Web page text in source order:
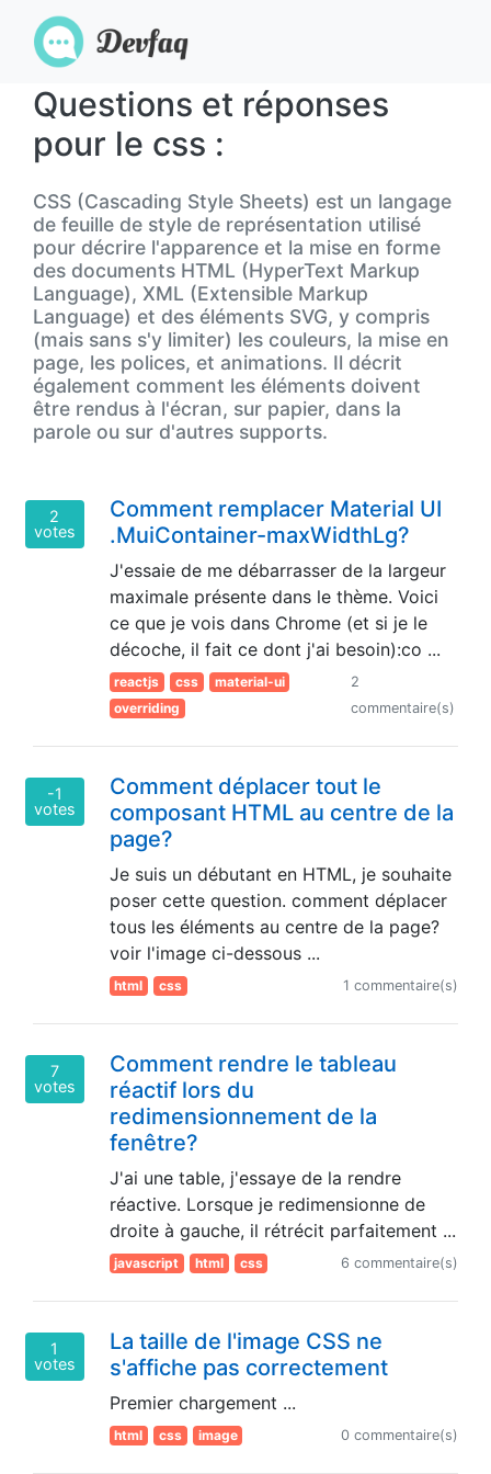
Questions et réponses
pour le css :
CSS (Cascading Style Sheets) est un langage
de feuille de style de représentation utilisé
pour décrire l'apparence et la mise en forme
des documents HTML (HyperText Markup
Language), XML (Extensible Markup
Language) et des éléments SVG, y compris
(mais sans s'y limiter) les couleurs, la mise en
page, les polices, et animations. Il décrit
également comment les éléments doivent
être rendus à l'écran, sur papier, dans la
parole ou sur d'autres supports.
2
votes
Comment remplacer Material UI
.MuiContainer-maxWidthLg?
J'essaie de me débarrasser de la largeur
maximale présente dans le thème. Voici
ce que je vois dans Chrome (et si je le
décoche, il fait ce dont j'ai besoin):co ...
reactjs css
material-ui
overriding
2
commentaire(s)
-1
votes
Comment déplacer tout le
composant HTML au centre de la
page?
Je suis un débutant en HTML, je souhaite
poser cette question. comment déplacer
tous les éléments au centre de la page?
voir l'image ci-dessous ...
html css 1 commentaire(s)
7
votes
Comment rendre le tableau
réactif lors du
redimensionnement de la
fenêtre?
J'ai une table, j'essaye de la rendre
réactive. Lorsque je redimensionne de
droite à gauche, il rétrécit parfaitement ...
javascript html css 6 commentaire(s)
1
votes
La taille de l'image CSS ne
s'affiche pas correctement
Premier chargement ...
html css image 0 commentaire(s)